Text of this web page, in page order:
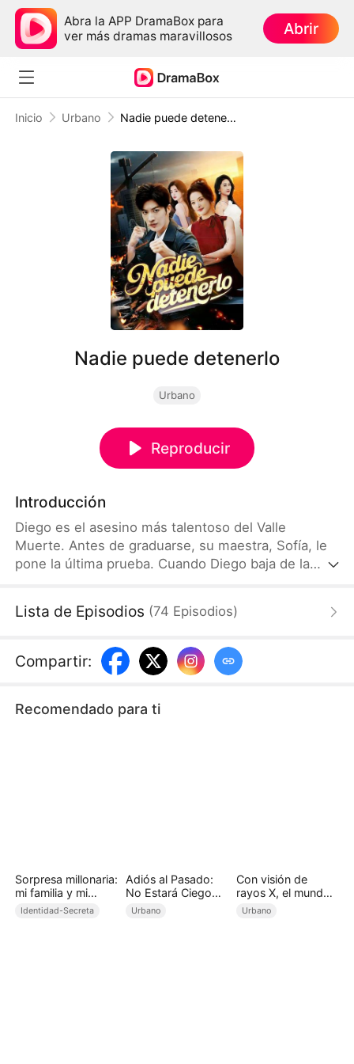
Abra la APP DramaBox para
ver más dramas maravillosos
Abrir
Inicio Urbano Nadie puede detenerlo
Nadie puede detenerlo
Urbano
Reproducir
Introducción
Diego es el asesino más talentoso del Valle
Muerte. Antes de graduarse, su maestra, Sofía, le
pone la última prueba. Cuando Diego baja de la
ninjas Negro. Ella le pide ayuda, pero Diego la mira
ninjas se vuelven más arrogantes, gritándole que
se largue. Un solo vistazo de Diego, afilado como
Lista de Episodios (74 Episodios)
Compartir:
Recomendado para ti
Sorpresa millonaria:
mi familia y mi
esposa son
Identidad-Secreta
Adiós al Pasado:
No Estará Ciego
por el Amor
Urbano
Con visión de
rayos X, el mundo
es mío (Doblado)
Urbano